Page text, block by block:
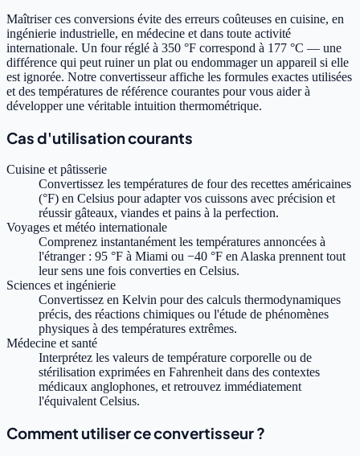
Maîtriser ces conversions évite des erreurs coûteuses en cuisine, en
ingénierie industrielle, en médecine et dans toute activité
internationale. Un four réglé à 350 °F correspond à 177 °C — une
différence qui peut ruiner un plat ou endommager un appareil si elle
est ignorée. Notre convertisseur affiche les formules exactes utilisées
et des températures de référence courantes pour vous aider à
développer une véritable intuition thermométrique.
Cas d'utilisation courants
Cuisine et pâtisserie
Convertissez les températures de four des recettes américaines
(°F) en Celsius pour adapter vos cuissons avec précision et
réussir gâteaux, viandes et pains à la perfection.
Voyages et météo internationale
Comprenez instantanément les températures annoncées à
l'étranger : 95 °F à Miami ou −40 °F en Alaska prennent tout
leur sens une fois converties en Celsius.
Sciences et ingénierie
Convertissez en Kelvin pour des calculs thermodynamiques
précis, des réactions chimiques ou l'étude de phénomènes
physiques à des températures extrêmes.
Médecine et santé
Interprétez les valeurs de température corporelle ou de
stérilisation exprimées en Fahrenheit dans des contextes
médicaux anglophones, et retrouvez immédiatement
l'équivalent Celsius.
Comment utiliser ce convertisseur ?